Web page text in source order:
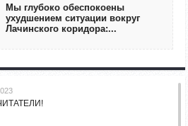
Мы глубоко обеспокоены
ухудшением ситуации вокруг
Лачинского коридора:...